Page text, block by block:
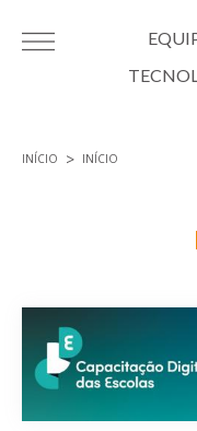
INÍCIO INÍCIO
Páginas